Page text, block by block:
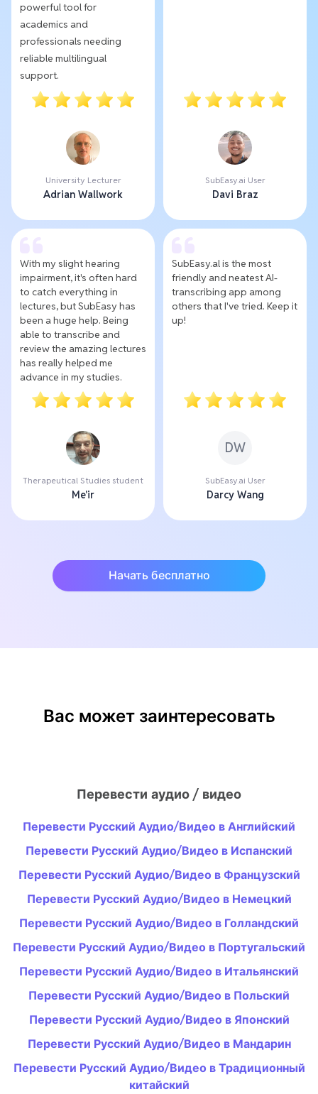
powerful tool for
academics and
professionals needing
reliable multilingual
support.
University Lecturer
Adrian Wallwork
SubEasy.ai User
Davi Braz
With my slight hearing
impairment, it's often hard
to catch everything in
lectures, but SubEasy has
been a huge help. Being
able to transcribe and
review the amazing lectures
has really helped me
advance in my studies.
Therapeutical Studies student
Me'ir
SubEasy.al is the most
friendly and neatest AI-
transcribing app among
others that I've tried. Keep it
up!
DW
SubEasy.ai User
Darcy Wang
Начать бесплатно
Вас может заинтересовать
Перевести аудио / видео
Перевести Русский Аудио/Видео в Английский
Перевести Русский Аудио/Видео в Испанский
Перевести Русский Аудио/Видео в Французский
Перевести Русский Аудио/Видео в Немецкий
Перевести Русский Аудио/Видео в Голландский
Перевести Русский Аудио/Видео в Португальский
Перевести Русский Аудио/Видео в Итальянский
Перевести Русский Аудио/Видео в Польский
Перевести Русский Аудио/Видео в Японский
Перевести Русский Аудио/Видео в Мандарин
Перевести Русский Аудио/Видео в Традиционный
китайский